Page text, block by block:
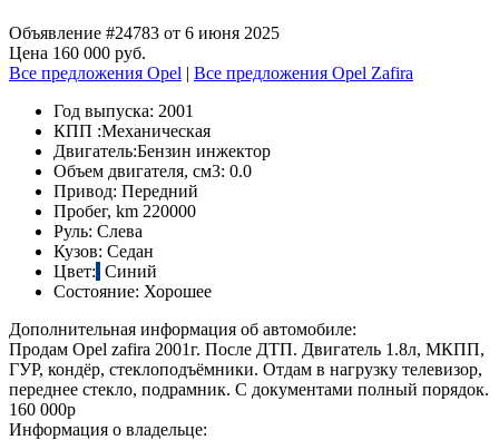
Объявление #24783 от 6 июня 2025
Цена 160 000 руб.
Все предложения Opel | Все предложения Opel Zafira
Год выпуска: 2001
КПП :Механическая
Двигатель:Бензин инжектор
Объем двигателя, см3: 0.0
Привод: Передний
Пробег, km 220000
Руль: Слева
Кузов: Седан
Цвет: Синий
Состояние: Хорошее
Дополнительная информация об автомобиле:
Продам Opel zаfira 2001г. После ДТП. Двигатель 1.8л, МКПП,
ГУР, кондёр, стеклоподъёмники. Отдам в нагрузку телевизор,
переднее стекло, подрамник. С документами полный порядок.
160 000р
Информация о владельце: